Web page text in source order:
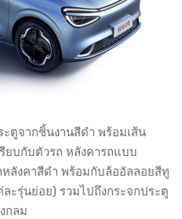
ตูจากชิ้นงานสีดำ พร้อมเส้น
ยบกับตัวรถ หลังคารถแบบ
ลังคาสีดำ พร้อมกับล้ออัลลอยสีทู
ะรุ่นย่อย) รวมไปถึงกระจกประตู
กลม